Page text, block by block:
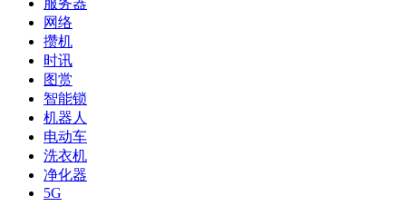
服务器
网络
攒机
时讯
图赏
智能锁
机器人
电动车
洗衣机
净化器
5G